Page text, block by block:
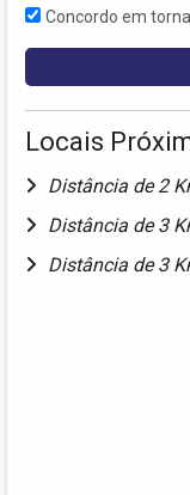
Concordo em
Locais
Distância de 2
Distância de 3
Distância de 3